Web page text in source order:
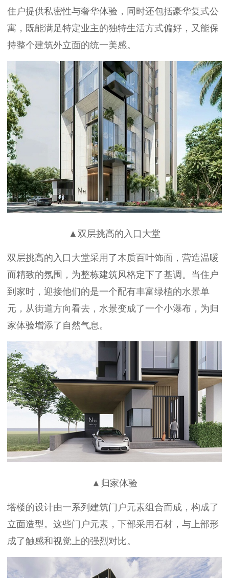
住户提供私密性与奢华体验，同时还包括豪华复式公
寓，既能满足特定业主的独特生活方式偏好，又能保
持整个建筑外立面的统一美感。
▲双层挑高的入口大堂
双层挑高的入口大堂采用了木质百叶饰面，营造温暖
而精致的氛围，为整栋建筑风格定下了基调。当住户
到家时，迎接他们的是一个配有丰富绿植的水景单
元，从街道方向看去，水景变成了一个小瀑布，为归
家体验增添了自然气息。
▲归家体验
塔楼的设计由一系列建筑门户元素组合而成，构成了
立面造型。这些门户元素，下部采用石材，与上部形
成了触感和视觉上的强烈对比。